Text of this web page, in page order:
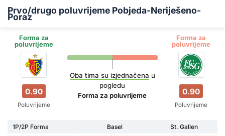
Prvo/drugo poluvrijeme Pobjeda-Neriješeno-
Poraz
Forma za
poluvrijeme
Forma za
poluvrijeme
0.90
Poluvrijeme
Oba tima su izjednačena u
pogledu
Forma za poluvrijeme
0.90
Poluvrijeme
1P/2P Forma Basel
St. Gallen